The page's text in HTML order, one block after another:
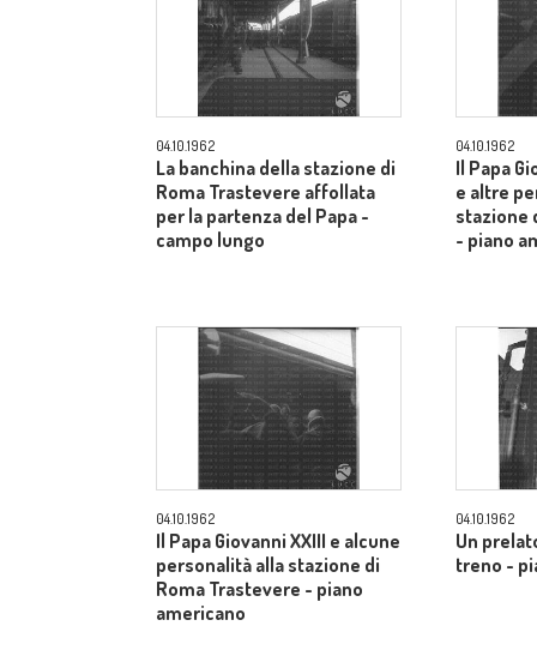
04.10.1962
La banchina della stazione di
Roma Trastevere affollata
per la partenza del Papa -
campo lungo
04.10.1962
Il Papa
e altre
stazione
- piano
04.10.1962
Il Papa Giovanni XXIII e alcune
personalità alla stazione di
Roma Trastevere - piano
americano
04.10.1962
Un
treno -